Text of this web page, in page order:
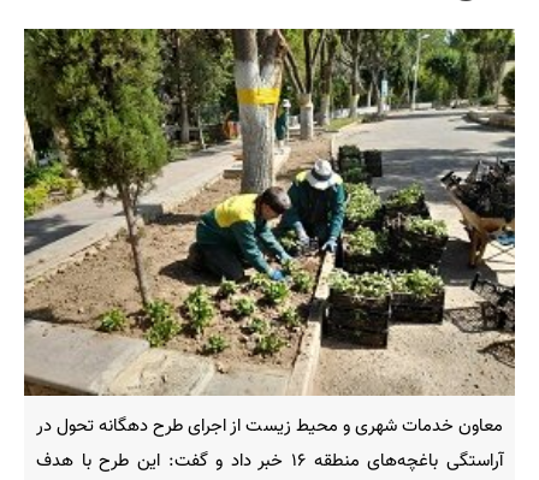
معاون خدمات شهری و محیط زیست از اجرای طرح دهگانه تحول در
آراستگی باغچه‌های منطقه ۱۶ خبر داد و گفت: این طرح با هدف